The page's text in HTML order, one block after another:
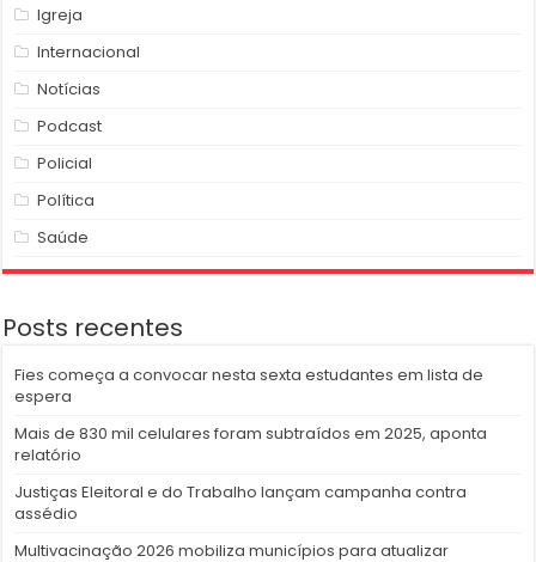
Igreja
Internacional
Notícias
Podcast
Policial
Política
Saúde
Posts recentes
Fies começa a convocar nesta sexta estudantes em lista de
espera
Mais de 830 mil celulares foram subtraídos em 2025, aponta
relatório
Justiças Eleitoral e do Trabalho lançam campanha contra
assédio
Multivacinação 2026 mobiliza municípios para atualizar